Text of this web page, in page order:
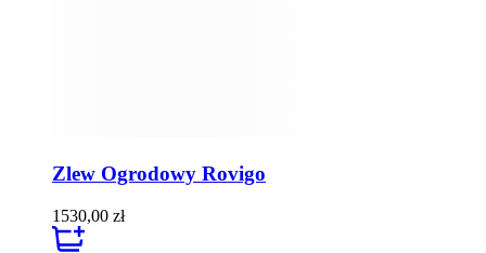
Zlew Ogrodowy Rovigo
1530,00 zł